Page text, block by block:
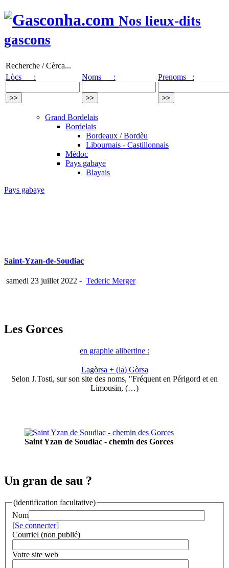
Nos lieux-dits
gascons
Recherche / Cèrca...
Lòcs :
Noms : Prenoms :
Grand Bordelais
Bordelais
Bordeaux / Bordèu
Libournais - Castillonnais
Médoc
Pays gabaye
Blayais
Pays gabaye
Saint-Yzan-de-Soudiac
samedi 23 juillet 2022 - Tederic Merger
Les Gorces
en graphie alibertine :
Lagòrsa + (la) Gòrsa
Selon J.Tosti, sur son site des noms, "Fréquent en Périgord et en
Limousin, (…)
Saint Yzan de Soudiac - chemin des Gorces
Un gran de sau ?
(identification facultative)
Nom
[Se connecter]
Courriel (non publié)
Votre site web